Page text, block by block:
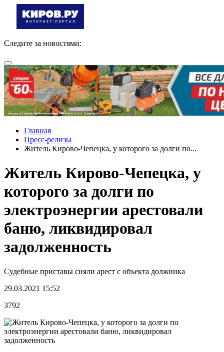
Следите за новостями:
Главная
Пресс-релизы
Житель Кирово-Чепецка, у которого за долги по...
Житель Кирово-Чепецка, у
которого за долги по
электроэнергии арестовали
баню, ликвидировал
задолженность
Судебные приставы сняли арест с объекта должника
29.03.2021 15:52
3792